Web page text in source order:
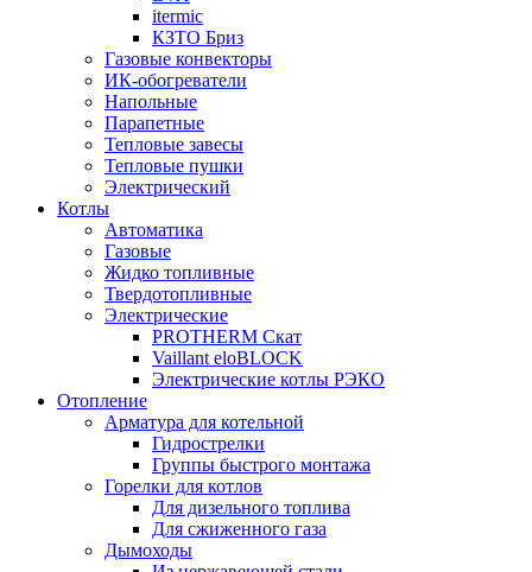
itermic
КЗТО Бриз
Газовые конвекторы
ИК-обогреватели
Напольные
Парапетные
Тепловые завесы
Тепловые пушки
Электрический
Котлы
Автоматика
Газовые
Жидко топливные
Твердотопливные
Электрические
PROTHERM Скат
Vaillant eloBLOCK
Электрические котлы РЭКО
Отопление
Арматура для котельной
Гидрострелки
Группы быстрого монтажа
Горелки для котлов
Для дизельного топлива
Для сжиженного газа
Дымоходы